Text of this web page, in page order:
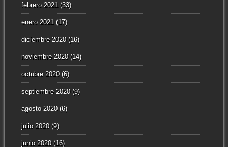
febrero 2021 (33)
enero 2021 (17)
diciembre 2020(16)
noviembre 2020(14)
octubre 2020(6)
septiembre 2020(9)
agosto 2020(6)
julio 2020(9)
junio 2020(16)